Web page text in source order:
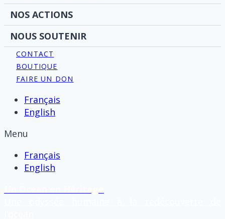
NOS ACTIONS
NOUS SOUTENIR
CONTACT
BOUTIQUE
FAIRE UN DON
Français
English
Menu
Français
English